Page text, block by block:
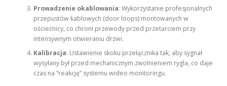
Prowadzenie okablowania: Wykorzystanie profesjonalnych
przepustów kablowych (door loops) montowanych w
ościeżnicy, co chroni przewody przed przetarciem przy
intensywnym otwieraniu drzwi.
Kalibracja: Ustawienie skoku przełącznika tak, aby sygnał
wysyłany był przed mechanicznym zwolnieniem rygla, co daje
czas na “reakcję” systemu wideo monitoringu.